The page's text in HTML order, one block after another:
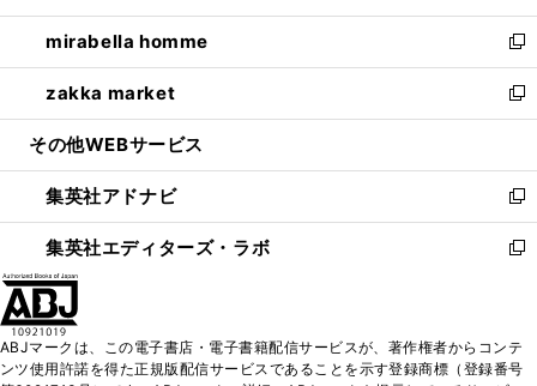
開
く
ウ
で
開
く
ン
ド
ウ
で
開
ウ
ィ
ン
ド
ウ
開
く
し
い
ウ
ィ
ン
ウ
で
開
く
mirabella homme
新
し
い
ウ
ン
ド
ウ
で
zakka market
新
し
ウ
ィ
ン
ド
く
その他WEBサービス
集英社アドナビ
新
し
い
ド
ウ
集英社エディターズ・ラボ
新
ィ
ン
ABJマークは、この電子書店・電子書籍配信サービスが、著作権者からコンテ
ンツ使用許諾を得た正規版配信サービスであることを示す登録商標（登録番号